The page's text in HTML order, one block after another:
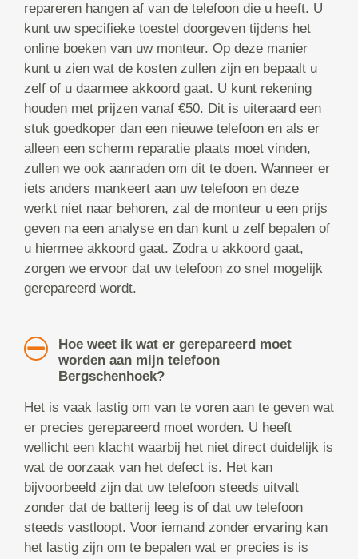
repareren hangen af van de telefoon die u heeft. U
kunt uw specifieke toestel doorgeven tijdens het
online boeken van uw monteur. Op deze manier
kunt u zien wat de kosten zullen zijn en bepaalt u
zelf of u daarmee akkoord gaat. U kunt rekening
houden met prijzen vanaf €50. Dit is uiteraard een
stuk goedkoper dan een nieuwe telefoon en als er
alleen een scherm reparatie plaats moet vinden,
zullen we ook aanraden om dit te doen. Wanneer er
iets anders mankeert aan uw telefoon en deze
werkt niet naar behoren, zal de monteur u een prijs
geven na een analyse en dan kunt u zelf bepalen of
u hiermee akkoord gaat. Zodra u akkoord gaat,
zorgen we ervoor dat uw telefoon zo snel mogelijk
gerepareerd wordt.
Hoe weet ik wat er gerepareerd moet
worden aan mijn telefoon
Bergschenhoek?
Het is vaak lastig om van te voren aan te geven wat
er precies gerepareerd moet worden. U heeft
wellicht een klacht waarbij het niet direct duidelijk is
wat de oorzaak van het defect is. Het kan
bijvoorbeeld zijn dat uw telefoon steeds uitvalt
zonder dat de batterij leeg is of dat uw telefoon
steeds vastloopt. Voor iemand zonder ervaring kan
het lastig zijn om te bepalen wat er precies is is